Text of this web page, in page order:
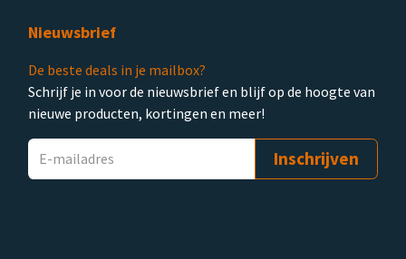
Nieuwsbrief
De beste deals in je mailbox?
Schrijf je in voor de nieuwsbrief en blijf op de hoogte van
nieuwe producten, kortingen en meer!
Inschrijven